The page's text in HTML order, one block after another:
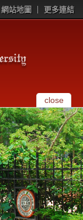
網站地圖 更多連結
close